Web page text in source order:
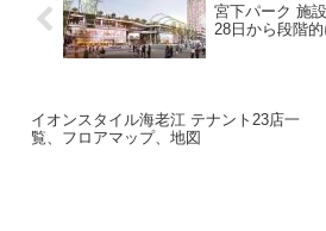
宮下パーク 施
28日から段階
イオンスタイル海老江 テナント23店一
覧、フロアマップ、地図